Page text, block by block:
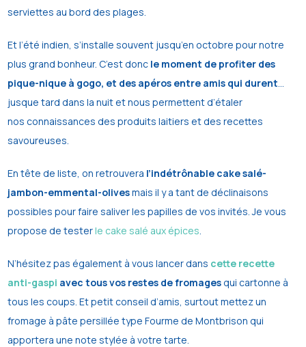
serviettes au bord desplages.
Et l’été indien, s’installe souvent jusqu’en octobre pour notre
plusgrand bonheur.C’est donc le moment de profiter des
pique-nique à gogo, et des apéros entre amis qui durent…
jusque tard dans la nuit et nous permettent d’étaler
nosconnaissances des produits laitiers et des recettes
savoureuses.
En tête de liste, on retrouvera l’indétrônable cake salé-
jambon-emmental-olivesmais il y a tant de déclinaisons
possibles pour faire saliver les papilles de vos invités. Je vous
propose de testerle cake salé aux épices.
N’hésitez pas également à vous lancer dans cette recette
anti-gaspi avec tous vos restes de fromagesqui cartonne à
tous les coups. Et petit conseil d’amis, surtout mettez un
fromage à pâte persillée type Fourme de Montbrison qui
apportera une note stylée à votre tarte.